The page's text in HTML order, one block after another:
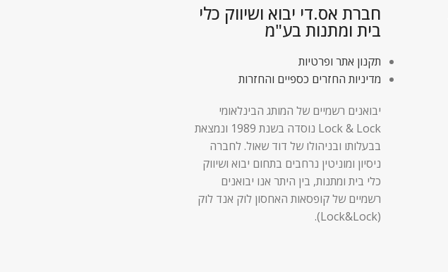
חברת אס.די יבוא ושיווק כלי
בית ומתנות בע"מ
תקנון אתר ופרטיות
מדיניות החזרים כספיים והחזרות
יבואנים רשמיים של המותג הבינלאומי
Lock & Lock נוסדה בשנת 1989 ונמצאת
בבעלותו ובניהולו של דוד שאול. לחברה
ניסיון ומוניטין נרחבים בתחום יבוא ושיווק
כלי בית ומתנות, בין היתר אנו יבואנים
רשמיים של קופסאות האחסון לוק אנד לוק
(Lock&Lock).